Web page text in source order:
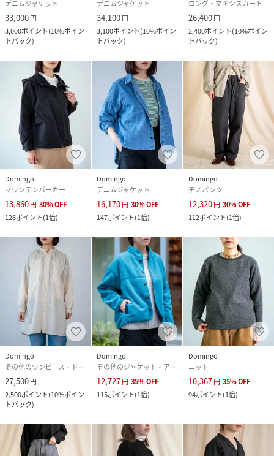
デニムジャケット
33,000円
3,000ポイント(10%ポイン
トバック)
デニムジャケット
34,100円
3,100ポイント(10%ポイン
トバック)
ロング・マキシスカート
26,400円
2,400ポイント(10%ポイン
トバック)
Domingo
マウンテンパーカー
13,860円 30%OFF
126ポイント(1倍)
Domingo
デニムジャケット
16,170円 30%OFF
147ポイント(1倍)
Domingo
チノパンツ
12,320円 30%OFF
112ポイント(1倍)
Domingo
その他のワンピース・ドレス
27,500円
2,500ポイント(10%ポイン
トバック)
Domingo
その他のジャケット・アウター
12,727円 35%OFF
115ポイント(1倍)
Domingo
ニット
10,367円 35%OFF
94ポイント(1倍)